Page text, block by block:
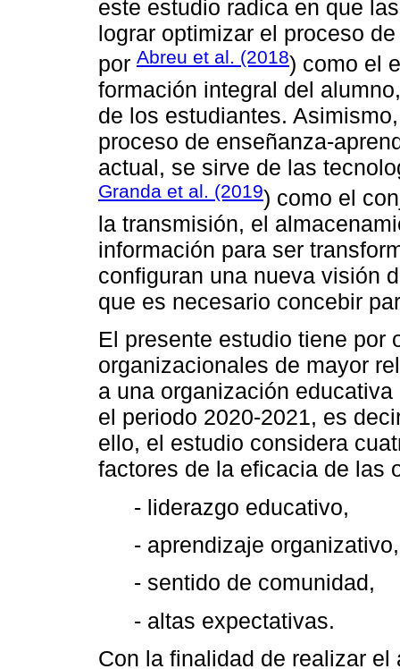
este estudio radica en que
lograr optimizar el proceso
por Abreu et al. (2018) como el
formación integral del
de los estudiantes.
proceso de enseñanza-
actual, se sirve de las
Granda et al. (2019) como el
la transmisión, el
información para ser
configuran una nueva visión
que es necesario concebir
El presente estudio tiene por
organizacionales de mayor
a una organización
el periodo 2020-2021, es
ello, el estudio considera
factores de la eficacia de las
- liderazgo educativo,
- aprendizaje organizativo,
- sentido de comunidad,
- altas expectativas.
Con la finalidad de realizar